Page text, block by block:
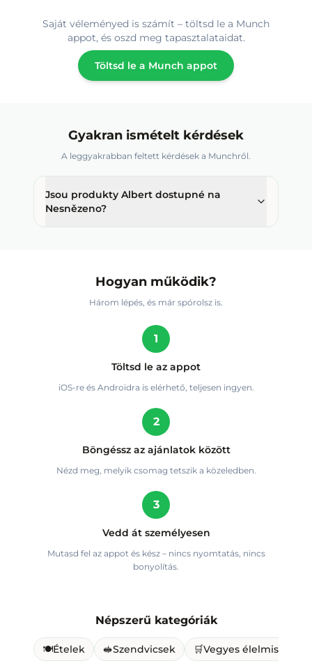
Saját véleményed is számít – töltsd le a Munch
appot, és oszd meg tapasztalataidat.
Töltsd le a Munch appot
Gyakran ismételt kérdések
A leggyakrabban feltett kérdések a Munchről.
Jsou produkty Albert dostupné na
Nesnězeno?
Hogyan működik?
Három lépés, és már spórolsz is.
1
Töltsd le az appot
iOS-re és Androidra is elérhető, teljesen ingyen.
2
Böngéssz az ajánlatok között
Nézd meg, melyik csomag tetszik a közeledben.
3
Vedd át személyesen
Mutasd fel az appot és kész – nincs nyomtatás, nincs
bonyolítás.
Népszerű kategóriák
🍽️Ételek 🥪Szendvicsek 🛒Vegyes élelmiszer